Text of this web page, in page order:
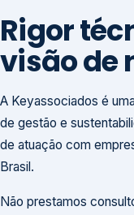
Rigor
visão de
A Keyassociados é
de gestão e
de atuação com
Brasil.
Não prestamos